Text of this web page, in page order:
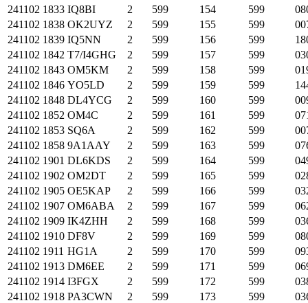
241102 1833 IQ8BI 2 599 154 599
241102 1838 OK2UYZ 2 599 155 599
241102 1839 IQ5NN 2 599 156 599
241102 1842 T7/I4GHG 2 599 157 599
241102 1843 OM5KM 2 599 158 599
241102 1846 YO5LD 2 599 159 599
241102 1848 DL4YCG 2 599 160 599
241102 1852 OM4C 2 599 161 599
241102 1853 SQ6A 2 599 162 599
241102 1858 9A1AAY 2 599 163 599
241102 1901 DL6KDS 2 599 164 599
241102 1902 OM2DT 2 599 165 599
241102 1905 OE5KAP 2 599 166 599
241102 1907 OM6ABA 2 599 167 599
241102 1909 IK4ZHH 2 599 168 599
241102 1910 DF8V 2 599 169 599
241102 1911 HG1A 2 599 170 599
241102 1913 DM6EE 2 599 171 599
241102 1914 I3FGX 2 599 172 599
241102 1918 PA3CWN 2 599 173 599